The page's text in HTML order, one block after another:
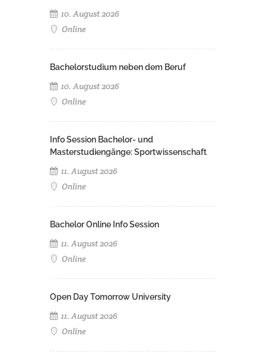
10. August 2026
Online
Bachelorstudium neben dem Beruf
10. August 2026
Online
Info Session Bachelor- und
Masterstudiengänge: Sportwissenschaft
11. August 2026
Online
Bachelor Online Info Session
11. August 2026
Online
Open Day Tomorrow University
11. August 2026
Online